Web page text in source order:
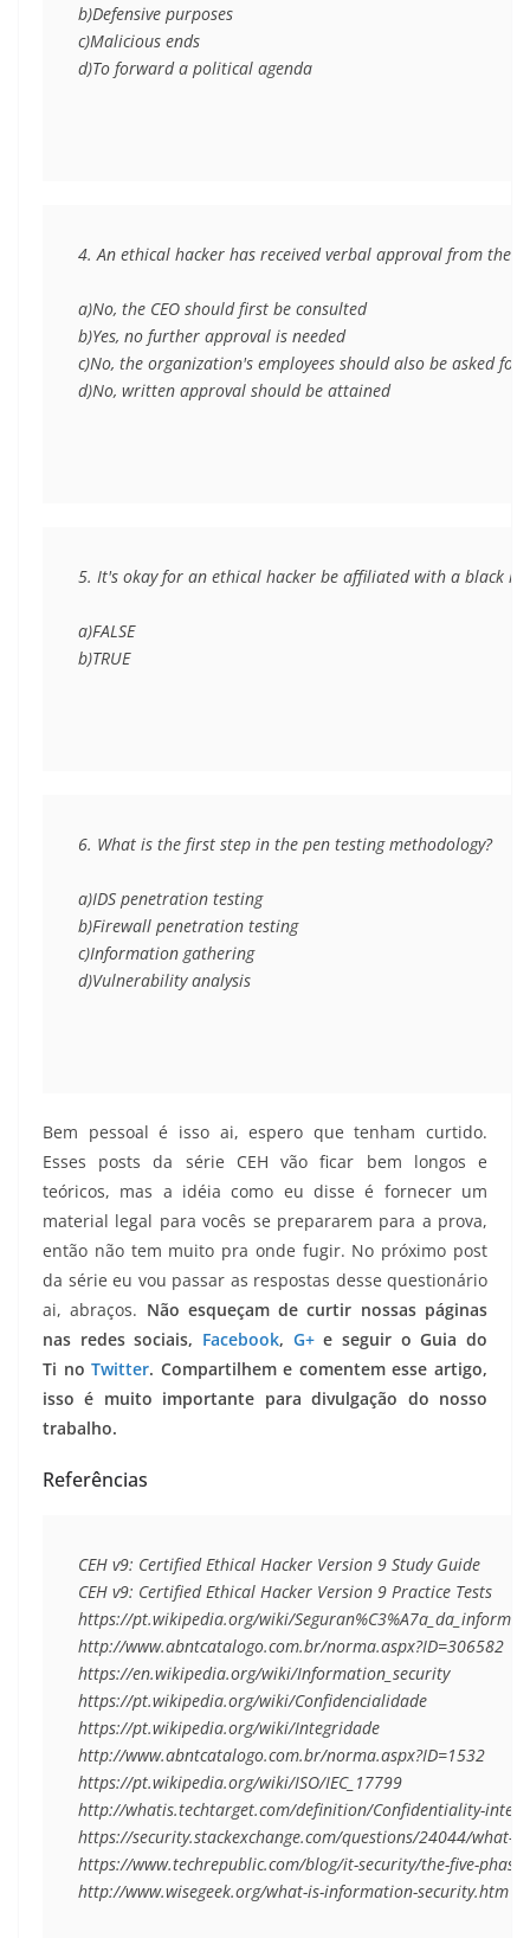
b)Defensive purposes
c)Malicious ends
d)To forward a political agenda
4. An ethical hacker has received verbal approval from the
a)No, the CEO should first be consulted
b)Yes, no further approval is needed
c)No, the organization's employees should also be asked for
d)No, written approval should be attained
5. It's okay for an ethical hacker be affiliated with a black
a)FALSE
b)TRUE
6. What is the first step in the pen testing methodology?
a)IDS penetration testing
b)Firewall penetration testing
c)Information gathering
d)Vulnerability analysis
Bem pessoal é isso ai, espero que tenham curtido.
Esses posts da série CEH vão ficar bem longos e
teóricos, mas a idéia como eu disse é fornecer um
material legal para vocês se prepararem para a prova,
então não tem muito pra onde fugir. No próximo post
da série eu vou passar as respostas desse questionário
ai, abraços. Não esqueçam de curtir nossas páginas
nas redes sociais, Facebook, G+e seguir o Guia do
Ti noTwitter. Compartilhem e comentem esse artigo,
isso é muito importante para divulgação do nosso
trabalho.
Referências
CEH v9: Certified Ethical Hacker Version 9 Study Guide
CEH v9: Certified Ethical Hacker Version 9 Practice Tests
https://pt.wikipedia.org/wiki/
http://www.abntcatalogo.com.br/norma.aspx?ID=306582
https://en.wikipedia.org/wiki/Information_security
https://pt.wikipedia.org/wiki/Confidencialidade
https://pt.wikipedia.org/wiki/Integridade
http://www.abntcatalogo.com.br/norma.aspx?ID=1532
https://pt.wikipedia.org/wiki/ISO/IEC_17799
http://whatis.techtarget.com/definition/Confidentiality-
https://security.stackexchange.com/questions/24044/what-
https://www.techrepublic.com/blog/it-security/the-five-
http://www.wisegeek.org/what-is-information-security.htm